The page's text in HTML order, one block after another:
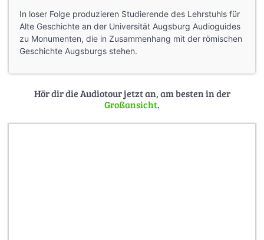
In loser Folge produzieren Studierende des Lehrstuhls für
Alte Geschichte an der Universität Augsburg Audioguides
zu Monumenten, die in Zusammenhang mit der römischen
Geschichte Augsburgs stehen.
Hör dir die Audiotour jetzt an, am besten in der
Großansicht.